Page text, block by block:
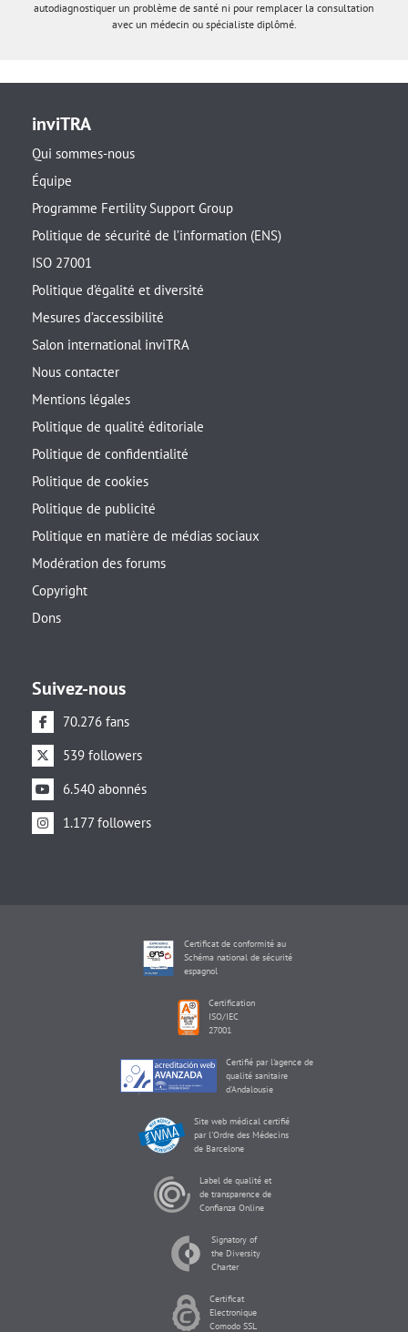
autodiagnostiquer un problème de santé ni pour remplacer la consultation
avec un médecin ou spécialiste diplômé.
inviTRA
Qui sommes-nous
Équipe
Programme Fertility Support Group
Politique de sécurité de l’information (ENS)
ISO 27001
Politique d’égalité et diversité
Mesures d’accessibilité
Salon international inviTRA
Nous contacter
Mentions légales
Politique de qualité éditoriale
Politique de confidentialité
Politique de cookies
Politique de publicité
Politique en matière de médias sociaux
Modération des forums
Copyright
Dons
Suivez-nous
70.276 fans
539 followers
6.540 abonnés
1.177 followers
Certificat de conformité au
Schéma national de sécurité
espagnol
Certification
ISO/IEC
27001
Certifié par l'agence de
qualité sanitaire
d'Andalousie
Site web médical certifié
par l'Ordre des Médecins
de Barcelone
Label de qualité et
de transparence de
Confianza Online
Signatory of
the Diversity
Charter
Certificat
Electronique
Comodo SSL